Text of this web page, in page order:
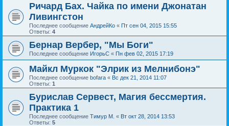
Ричард Бах. Чайка по имени Джонатан
Ливингстон
Последнее сообщение АндрейКо « Пт сен 04, 2015 15:55
Ответы: 4
Бернар Вербер, "Мы Боги"
Последнее сообщение ИгорьС « Пн фев 02, 2015 17:19
Майкл Муркок "Элрик из Мелнибонэ"
Последнее сообщение bofara « Вс дек 21, 2014 11:07
Ответы: 1
Бурислав Сервест, Магия бессмертия.
Практика 1
Последнее сообщение Тимур М. « Вт окт 28, 2014 13:53
Ответы: 5